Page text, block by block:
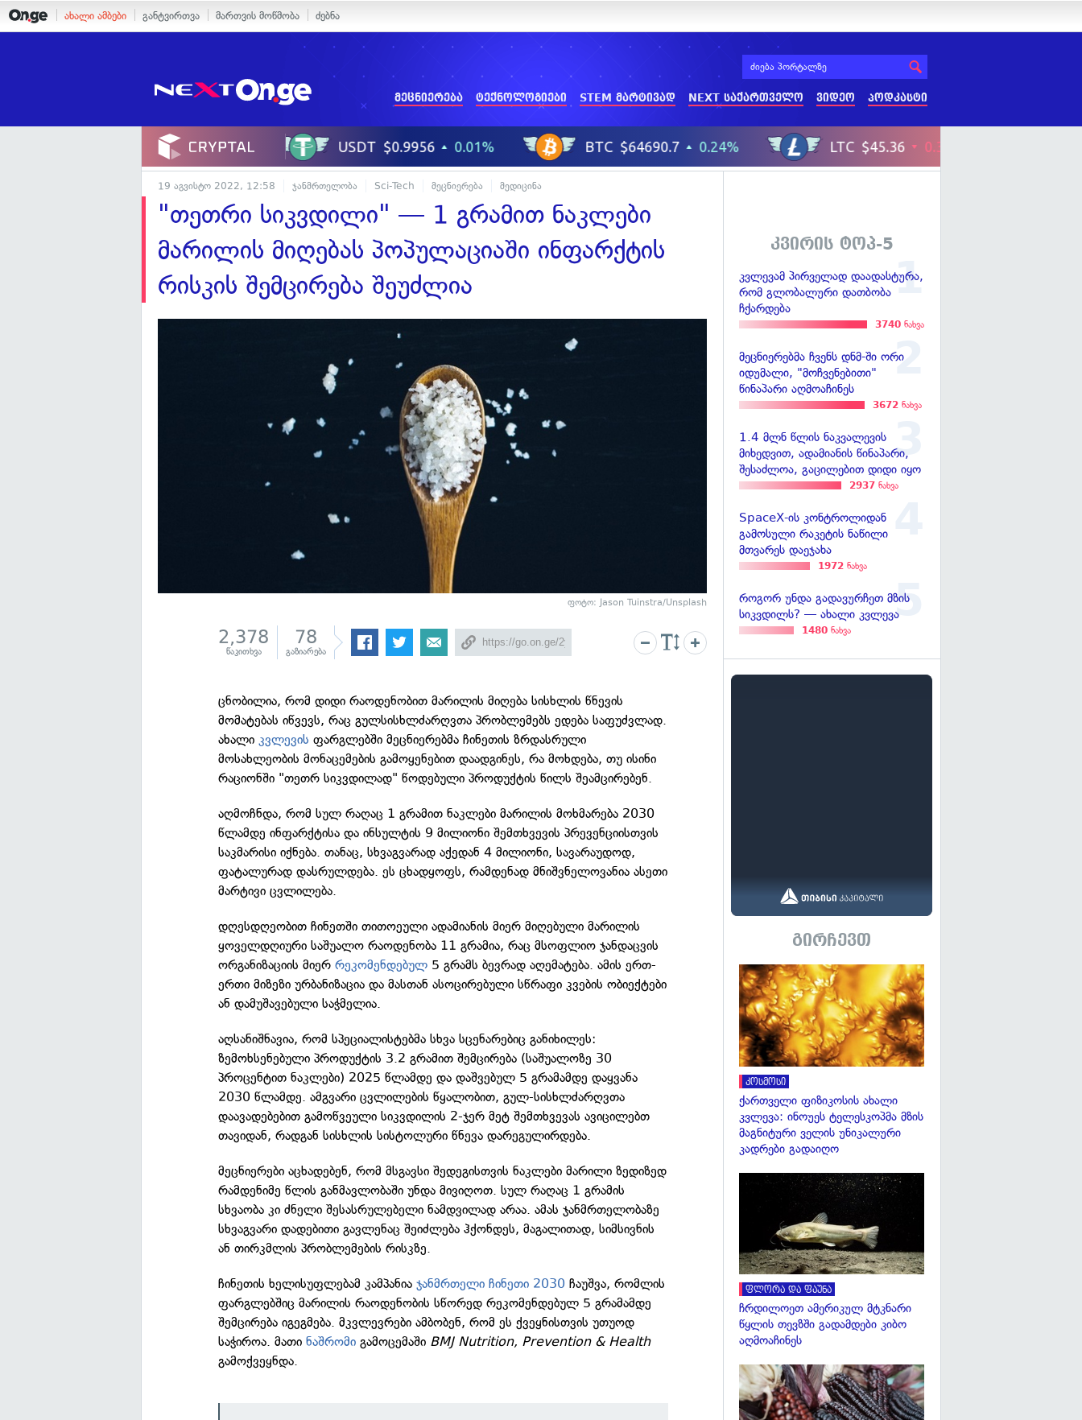
ახალი ამბები განტვირთვა მართვის მოწმობა ძებნა
მეცნიერება ტექნოლოგიები STEM მარტივად NEXT საქართველო ვიდეო პოდკასტი
19 აგვისტო 2022, 12:58 ჯანმრთელობა Sci-Tech მეცნიერება მედიცინა
"თეთრი სიკვდილი" — 1 გრამით ნაკლები
მარილის მიღებას პოპულაციაში ინფარქტის
რისკის შემცირება შეუძლია
ფოტო: Jason Tuinstra/Unsplash
2,378
წაკითხვა
78
გაზიარება
ცნობილია, რომ დიდი რაოდენობით მარილის მიღება სისხლის წნევის
მომატებას იწვევს, რაც გულსისხლძარღვთა პრობლემებს ედება საფუძვლად.
ახალიკვლევის ფარგლებში მეცნიერებმა ჩინეთის ზრდასრული
მოსახლეობის მონაცემების გამოყენებით დაადგინეს, რა მოხდება, თუ ისინი
რაციონში "თეთრ სიკვდილად" წოდებული პროდუქტის წილს შეამცირებენ.
აღმოჩნდა, რომ სულ რაღაც 1 გრამით ნაკლები მარილის მოხმარება 2030
წლამდე ინფარქტისა და ინსულტის 9 მილიონი შემთხვევის პრევენციისთვის
საკმარისი იქნება. თანაც, სხვაგვარად აქედან 4 მილიონი, სავარაუდოდ,
ფატალურად დასრულდება. ეს ცხადყოფს, რამდენად მნიშვნელოვანია ასეთი
მარტივი ცვლილება.
დღესდღეობით ჩინეთში თითოეული ადამიანის მიერ მიღებული მარილის
ყოველდღიური საშუალო რაოდენობა 11 გრამია, რაც მსოფლიო ჯანდაცვის
ორგანიზაციის მიერრეკომენდებულ 5 გრამს ბევრად აღემატება. ამის ერთ-
ერთი მიზეზი ურბანიზაცია და მასთან ასოცირებული სწრაფი კვების ობიექტები
ან დამუშავებული საჭმელია.
აღსანიშნავია, რომ სპეციალისტებმა სხვა სცენარებიც განიხილეს:
ზემოხსენებული პროდუქტის 3.2 გრამით შემცირება (საშუალოზე 30
პროცენტით ნაკლები) 2025 წლამდე და დაშვებულ 5 გრამამდე დაყვანა
2030 წლამდე. ამგვარი ცვლილების წყალობით, გულ-სისხლძარღვთა
დაავადებებით გამოწვეული სიკვდილის 2-ჯერ მეტ შემთხვევას ავიცილებთ
თავიდან, რადგან სისხლის სისტოლური წნევა დარეგულირდება.
მეცნიერები აცხადებენ, რომ მსგავსი შედეგისთვის ნაკლები მარილი ზედიზედ
რამდენიმე წლის განმავლობაში უნდა მივიღოთ. სულ რაღაც 1 გრამის
სხვაობა კი ძნელი შესასრულებელი ნამდვილად არაა. ამას ჯანმრთელობაზე
სხვაგვარი დადებითი გავლენაც შეიძლება ჰქონდეს, მაგალითად, სიმსივნის
ან თირკმლის პრობლემების რისკზე.
ჩინეთის ხელისუფლებამ კამპანიაჯანმრთელი ჩინეთი 2030 ჩაუშვა, რომლის
ფარგლებშიც მარილის რაოდენობის სწორედ რეკომენდებულ 5 გრამამდე
შემცირება იგეგმება. მკვლევრები ამბობენ, რომ ეს ქვეყნისთვის უთუოდ
საჭიროა. მათინაშრომი გამოცემაში BMJ Nutrition, Prevention & Health
გამოქვეყნდა.
კვირის ტოპ-5
კვლევამ პირველად დაადასტურა,
რომ გლობალური დათბობა
ჩქარდება
3740 ნახვა
მეცნიერებმა ჩვენს დნმ-ში ორი
იდუმალი, "მოჩვენებითი"
წინაპარი აღმოაჩინეს
3672 ნახვა
1.4 მლნ წლის ნაკვალევის
მიხედვით, ადამიანის წინაპარი,
შესაძლოა, გაცილებით დიდი იყო
2937 ნახვა
SpaceX-ის კონტროლიდან
გამოსული რაკეტის ნაწილი
მთვარეს დაეჯახა
1972 ნახვა
როგორ უნდა გადავურჩეთ მზის
სიკვდილს? — ახალი კვლევა
1480 ნახვა
გირჩევთ
კოსმოსი
ქართველი ფიზიკოსის ახალი
კვლევა: ინოუეს ტელესკოპმა მზის
მაგნიტური ველის უნიკალური
კადრები გადაიღო
ფლორა და ფაუნა
ჩრდილოეთ ამერიკულ მტკნარი
წყლის თევზში გადამდები კიბო
აღმოაჩინეს